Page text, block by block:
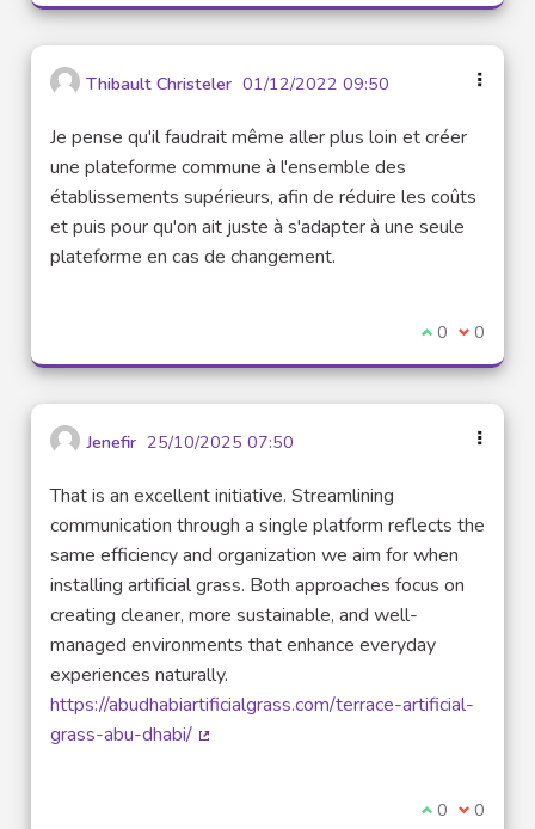
Thibault Christeler 01/12/2022 09:50
Je pense qu'il faudrait même aller plus loin et créer
une plateforme commune à l'ensemble des
établissements supérieurs, afin de réduire les coûts
et puis pour qu'on ait juste à s'adapter à une seule
plateforme en cas de changement.
I agree with
0 I 0
Jenefir 25/10/2025 07:50
That is an excellent initiative. Streamlining
communication through a single platform reflects the
same efficiency and organization we aim for when
installing artificial grass. Both approaches focus on
creating cleaner, more sustainable, and well-
managed environments that enhance everyday
experiences naturally.
https://abudhabiartificialgrass.com/terrace-artificial-
grass-abu-dhabi/
I agree with
0 I 0